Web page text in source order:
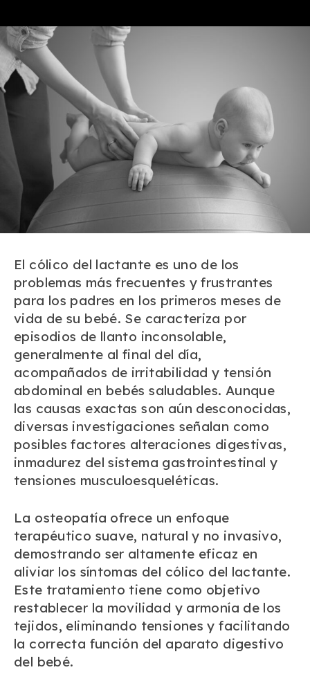
El cólico del lactante es uno de los
problemas más frecuentes y frustrantes
para los padres en los primeros meses de
vida de su bebé. Se caracteriza por
episodios de llanto inconsolable,
generalmente al final del día,
acompañados de irritabilidad y tensión
abdominal en bebés saludables. Aunque
las causas exactas son aún desconocidas,
diversas investigaciones señalan como
posibles factores alteraciones digestivas,
inmadurez del sistema gastrointestinal y
tensiones musculoesqueléticas.
La osteopatía ofrece un enfoque
terapéutico suave, natural y no invasivo,
demostrando ser altamente eficaz en
aliviar los síntomas del cólico del lactante.
Este tratamiento tiene como objetivo
restablecer la movilidad y armonía de los
tejidos, eliminando tensiones y facilitando
la correcta función del aparato digestivo
del bebé.